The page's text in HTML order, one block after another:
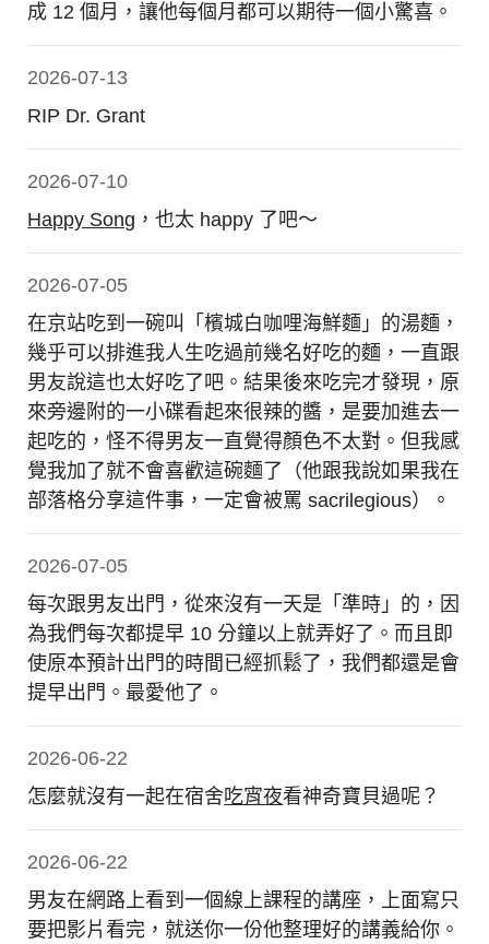
成 12 個月，讓他每個月都可以期待一個小驚喜。
2026-07-13
RIP Dr. Grant
2026-07-10
Happy Song ，也太 happy 了吧～
2026-07-05
在京站吃到一碗叫「檳城白咖哩海鮮麵」的湯麵，
幾乎可以排進我人生吃過前幾名好吃的麵，一直跟
男友說這也太好吃了吧。結果後來吃完才發現，原
來旁邊附的一小碟看起來很辣的醬，是要加進去一
起吃的，怪不得男友一直覺得顏色不太對。但我感
覺我加了就不會喜歡這碗麵了（他跟我說如果我在
部落格分享這件事，一定會被罵 sacrilegious）。
2026-07-05
每次跟男友出門，從來沒有一天是「準時」的，因
為我們每次都提早 10 分鐘以上就弄好了。而且即
使原本預計出門的時間已經抓鬆了，我們都還是會
提早出門。最愛他了。
2026-06-22
怎麼就沒有一起在宿舍吃宵夜看神奇寶貝過呢？
2026-06-22
男友在網路上看到一個線上課程的講座，上面寫只
要把影片看完，就送你一份他整理好的講義給你。